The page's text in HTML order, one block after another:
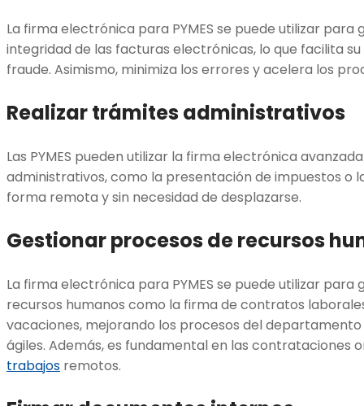
La firma electrónica para PYMES se puede utilizar
integridad de las facturas electrónicas, lo que facilita
fraude. Asimismo, minimiza los errores y acelera los
Realizar trámites administrativos
Las PYMES pueden utilizar la firma electrónica
administrativos, como la presentación de impuestos o
forma remota y sin necesidad de desplazarse.
Gestionar procesos de recursos
La firma electrónica para PYMES se puede utilizar para
recursos humanos como la firma de contratos
vacaciones, mejorando los procesos del
ágiles. Además, es fundamental en las contrataciones
trabajos remotos.